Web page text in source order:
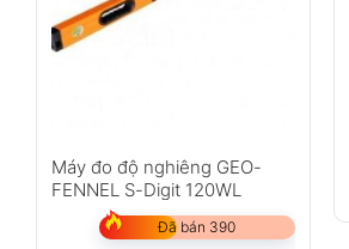
Máy đo độ nghiêng GEO-
FENNEL S-Digit 120WL
Đã bán 390